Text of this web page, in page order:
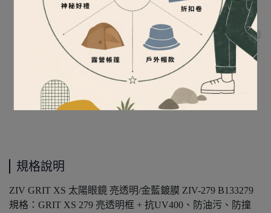
規格說明
ZIV GRIT XS 太陽眼鏡 亮透明/金藍鍍膜 ZIV-279 B133279
規格：GRIT XS 279 亮透明框 + 抗UV400、防油污、防撞